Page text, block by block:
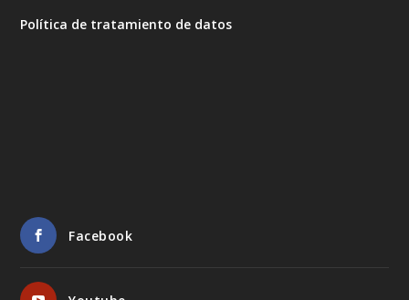
Política de tratamiento de datos
Facebook